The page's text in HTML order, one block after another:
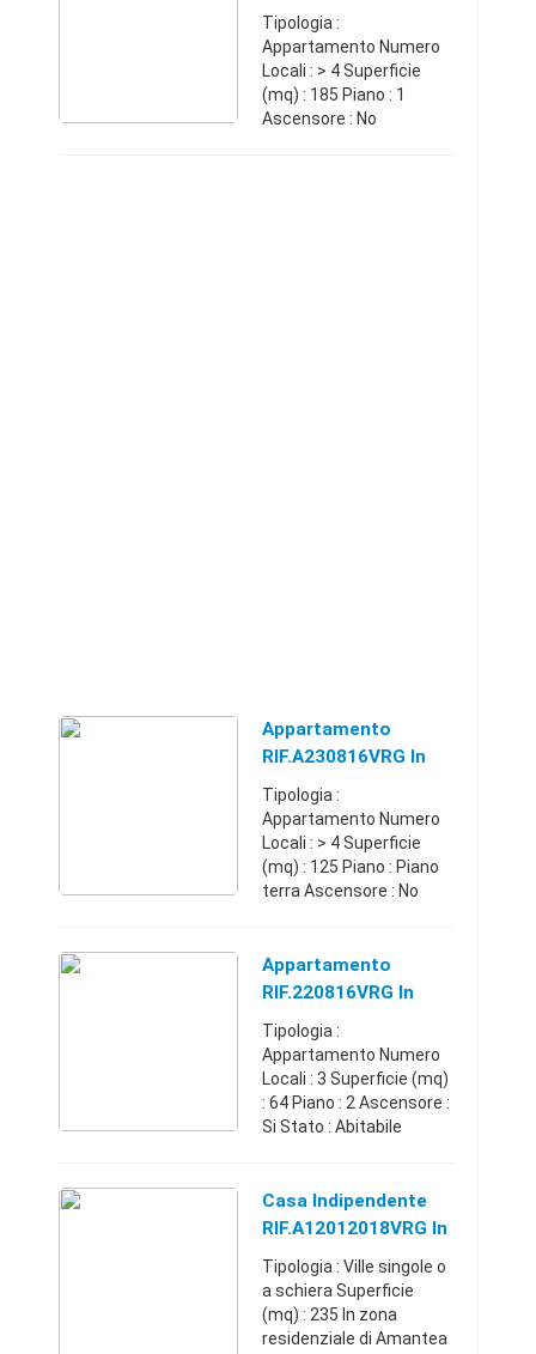
Vendita A Amantea
(CS)
Tipologia :
Appartamento Numero
Locali : > 4 Superficie
(mq) : 185 Piano : 1
Ascensore : No
Appartamento
RIF.A230816VRG In
Vendita A Amantea
(CS)
Tipologia :
Appartamento Numero
Locali : > 4 Superficie
(mq) : 125 Piano : Piano
terra Ascensore : No
Intero Fabbricato nel
Centro Storico su tre
Appartamento
RIF.220816VRG In
Vendita A Amantea
(CS)
Tipologia :
Appartamento Numero
Locali : 3 Superficie (mq)
: 64 Piano : 2 Ascensore :
Si Stato : Abitabile
Cappuccini, proponiamo
appartamento al piano
Casa Indipendente
RIF.A12012018VRG In
Vendita A Amantea
(CS)
Tipologia : Ville singole o
a schiera Superficie
(mq) : 235 In zona
residenziale di Amantea